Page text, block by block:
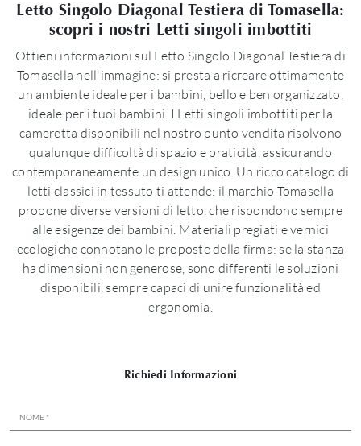
Letto Singolo Diagonal Testiera di Tomasella:
scopri i nostri Letti singoli imbottiti
Ottieni informazioni sul Letto Singolo Diagonal Testiera di
Tomasella nell'immagine: si presta a ricreare ottimamente
un ambiente ideale per i bambini, bello e ben organizzato,
ideale per i tuoi bambini. I Letti singoli imbottiti per la
cameretta disponibili nel nostro punto vendita risolvono
qualunque difficoltà di spazio e praticità, assicurando
contemporaneamente un design unico. Un ricco catalogo di
letti classici in tessuto ti attende: il marchio Tomasella
propone diverse versioni di letto, che rispondono sempre
alle esigenze dei bambini. Materiali pregiati e vernici
ecologiche connotano le proposte della firma: se la stanza
ha dimensioni non generose, sono differenti le soluzioni
disponibili, sempre capaci di unire funzionalità ed
ergonomia.
Richiedi Informazioni